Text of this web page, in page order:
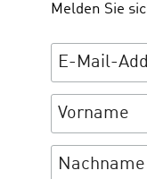
Melden Sie